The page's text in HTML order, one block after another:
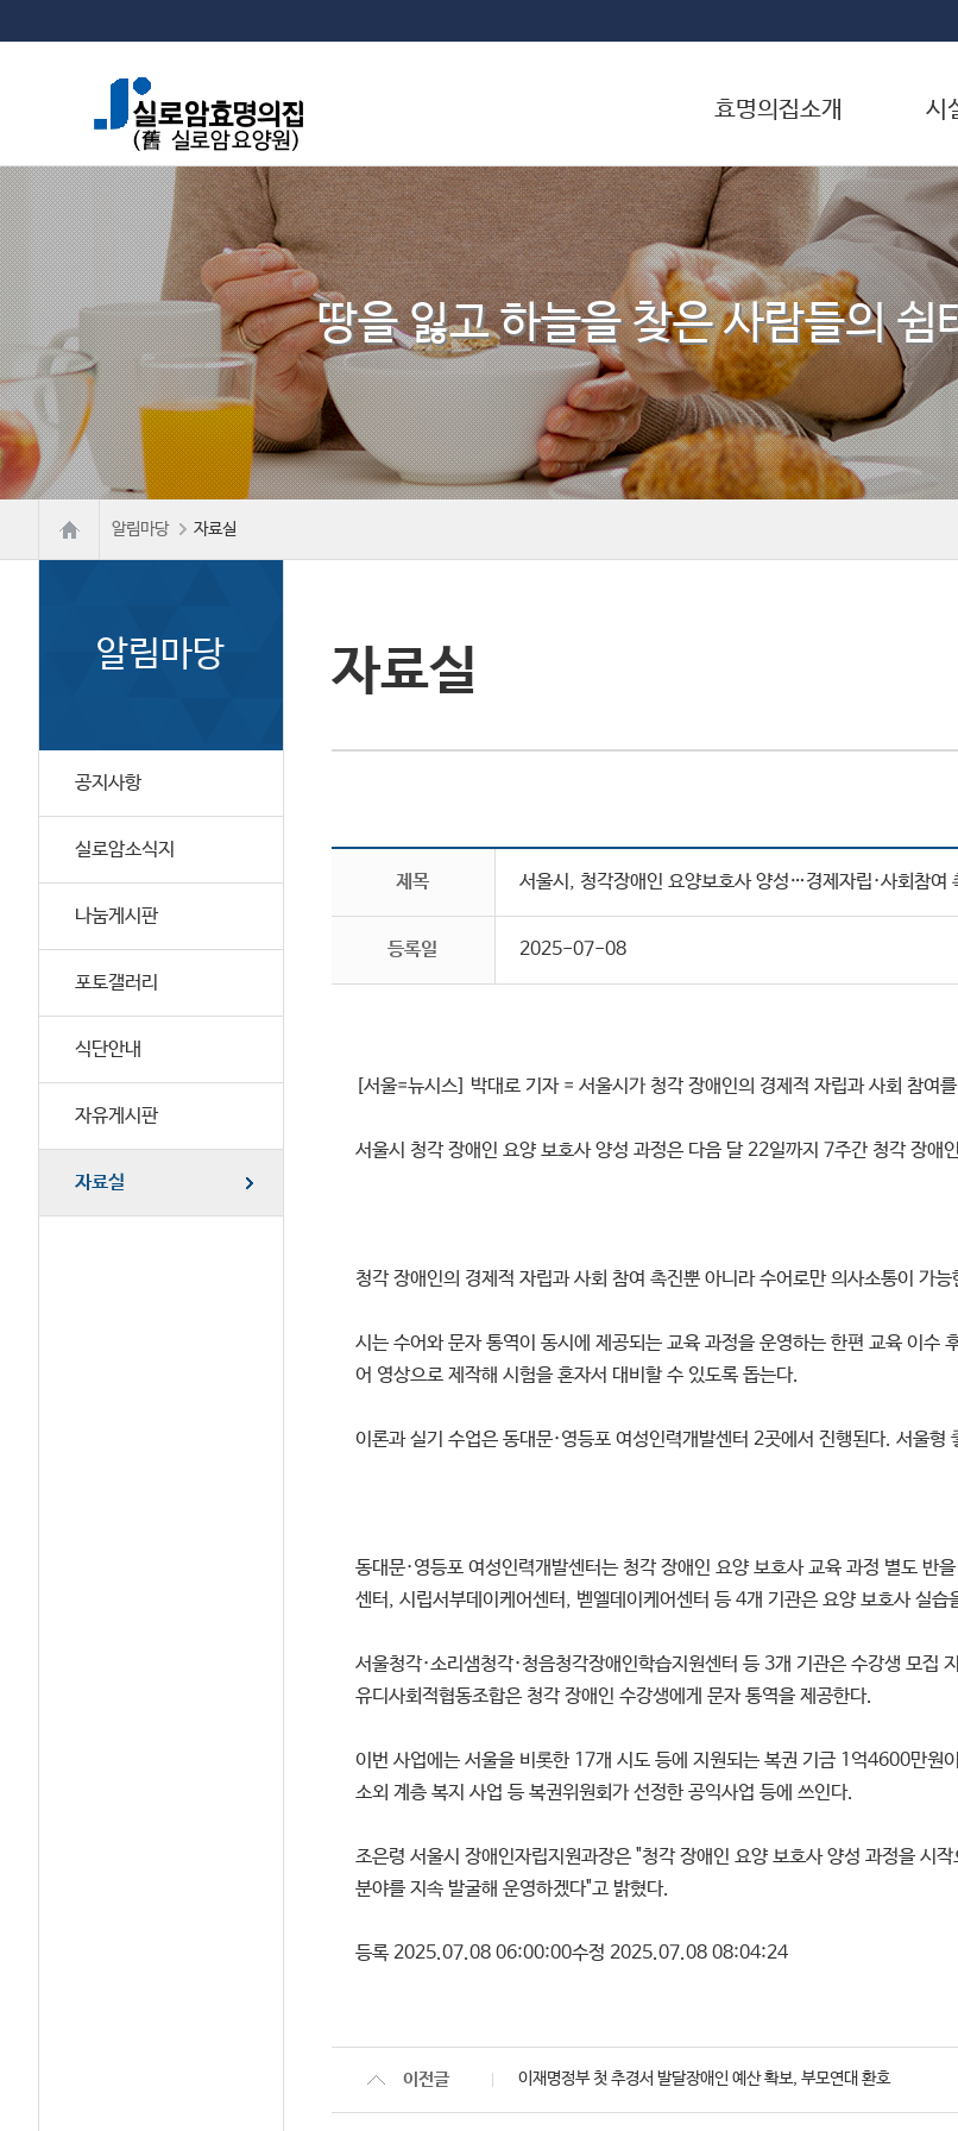
효명의집소개 시
땅을 잃고 하늘을 찾은 사람들의 쉼
알림마당 자료실
알림마당
공지사항
실로암소식지
나눔게시판
포토갤러리
식단안내
자유게시판
자료실
자료실
제목 서울시, 청각장애인 요양보호사 양성…경제자립·사회참여
등록일 2025-07-08
[서울=뉴시스] 박대로 기자 = 서울시가 청각 장애인의 경제적 자립과 사회 참여
서울시 청각 장애인 요양 보호사 양성 과정은 다음 달 22일까지 7주간 청각 장애
청각 장애인의 경제적 자립과 사회 참여 촉진뿐 아니라 수어로만 의사소통이 가
시는 수어와 문자 통역이 동시에 제공되는 교육 과정을 운영하는 한편 교육 이
어 영상으로 제작해 시험을 혼자서 대비할 수 있도록 돕는다.
이론과 실기 수업은 동대문·영등포 여성인력개발센터 2곳에서 진행된다. 서울형
동대문·영등포 여성인력개발센터는 청각 장애인 요양 보호사 교육 과정 별도 반
센터, 시립서부데이케어센터, 벧엘데이케어센터 등 4개 기관은 요양 보호사 실습
서울청각·소리샘청각·청음청각장애인학습지원센터 등 3개 기관은 수강생 모집
유디사회적협동조합은 청각 장애인 수강생에게 문자 통역을 제공한다.
이번 사업에는 서울을 비롯한 17개 시도 등에 지원되는 복권 기금 1억4600만원
소외 계층 복지 사업 등 복권위원회가 선정한 공익사업 등에 쓰인다.
조은령 서울시 장애인자립지원과장은 "청각 장애인 요양 보호사 양성 과정을 시
분야를 지속 발굴해 운영하겠다"고 밝혔다.
등록 2025.07.08 06:00:00수정 2025.07.08 08:04:24
이전글 이재명정부 첫 추경서 발달장애인 예산 확보, 부모연대 환호